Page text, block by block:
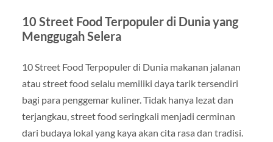
10 Street Food Terpopuler di Dunia yang
Menggugah Selera
10 Street Food Terpopuler di Dunia makanan jalanan
atau street food selalu memiliki daya tarik tersendiri
bagi para penggemar kuliner. Tidak hanya lezat dan
terjangkau, street food seringkali menjadi cerminan
dari budaya lokal yang kaya akan cita rasa dan tradisi.